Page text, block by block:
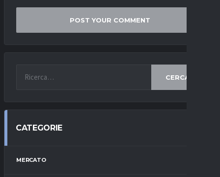
CERCA
CATEGORIE
MERCATO